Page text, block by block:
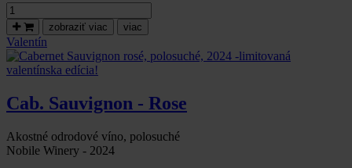
množstvo
Chardonnay,suché,2024
-
limitovaná
valentínska
edícia!
zobraziť viac viac
Valentín
Cab. Sauvignon - Rose
Akostné odrodové víno, polosuché
Nobile Winery - 2024